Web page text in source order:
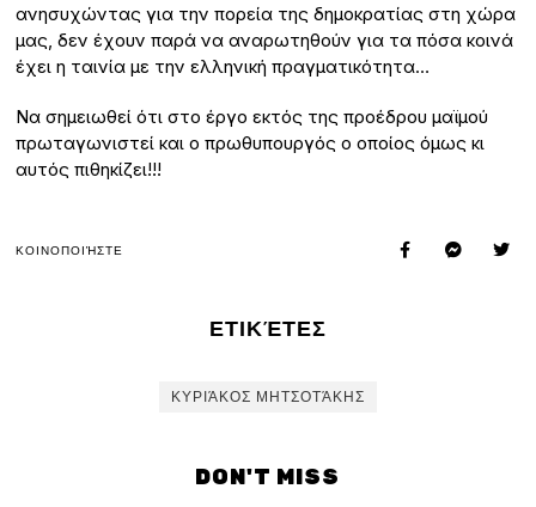
ανησυχώντας για την πορεία της δημοκρατίας στη χώρα
μας, δεν έχουν παρά να αναρωτηθούν για τα πόσα κοινά
έχει η ταινία με την ελληνική πραγματικότητα…
Να σημειωθεί ότι στο έργο εκτός της προέδρου μαϊμού
πρωταγωνιστεί και ο πρωθυπουργός ο οποίος όμως κι
αυτός πιθηκίζει!!!
ΚΟΙΝΟΠΟΙΉΣΤΕ
ΕΤΙΚΈΤΕΣ
ΚΥΡΙΆΚΟΣ ΜΗΤΣΟΤΆΚΗΣ
DON'T MISS